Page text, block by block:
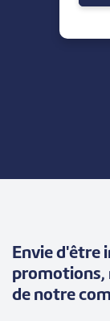
Envie d'être
promotions,
de notre